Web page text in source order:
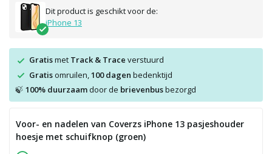
Dit product is geschikt voor de:
iPhone 13
Gratismet Track & Trace verstuurd
Gratisomruilen, 100 dagen bedenktijd
🍃 100% duurzaamdoor de brievenbusbezorgd
Voor- en nadelen van Coverzs iPhone 13 pasjeshouder
hoesje met schuifknop (groen)